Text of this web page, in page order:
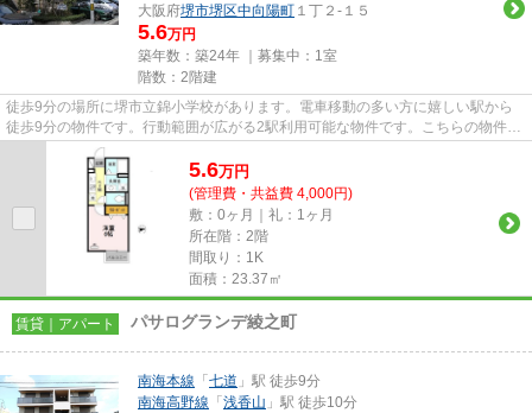
大阪府堺市堺区中向陽町 １丁２-１５
5.6万円
築年数：築24年 ｜募集中： 1室
階数：2階建
徒歩9分の場所に堺市立錦小学校があります。電車移動の多い方に嬉しい駅から
徒歩9分の物件です。行動範囲が広がる2駅利用可能な物件です。こちらの物件は
アパートです。当社スタッフが...
5.6万円
(管理費・共益費 4,000円)
敷：0ヶ月｜礼：1ヶ月
所在階：2階
間取り：1K
面積：23.37㎡
賃貸｜アパート パサログランデ綾之町
南海本線 「 七道 」駅 徒歩9分
南海高野線 「 浅香山 」駅 徒歩10分